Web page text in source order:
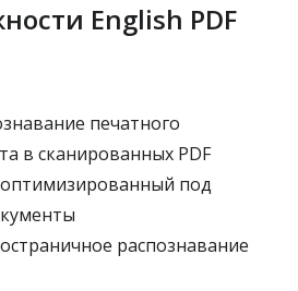
English PDF
печатного
в сканированных PDF
оптимизированный под
распознавание